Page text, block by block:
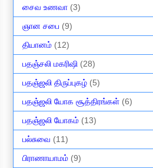
சைவ உணவா (3)
ஞான சபை (9)
தியானம் (12)
பதஞ்சலி மகரிஷி (28)
பதஞ்ஜலி திருப்புகழ் (5)
பதஞ்ஜலி யோக சூத்திரங்கள் (6)
பதஞ்ஜலி யோகம் (13)
பல்சுவை (11)
பிராணாயாமம் (9)